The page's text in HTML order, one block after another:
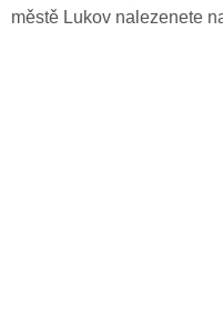
městě Lukov nalezenete